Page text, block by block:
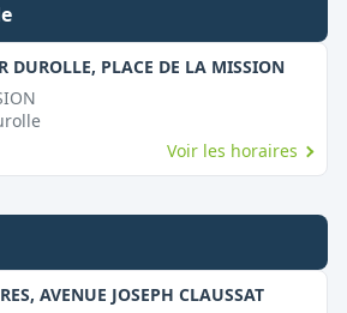
DUROLLE, PLACE DE LA MISSION
Voir les horaires
AVENUE JOSEPH CLAUSSAT